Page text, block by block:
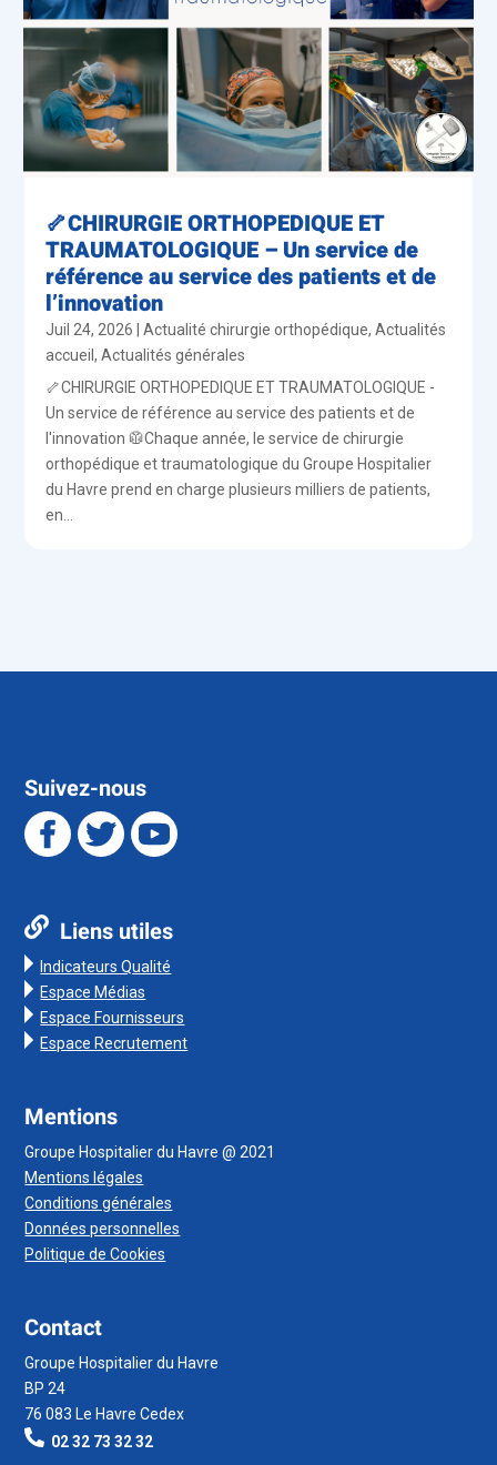
🦴CHIRURGIE ORTHOPEDIQUE ET
TRAUMATOLOGIQUE – Un service de
référence au service des patients et de
l’innovation
Juil 24, 2026 |Actualité chirurgie orthopédique,Actualités
accueil,Actualités générales
🦴CHIRURGIE ORTHOPEDIQUE ET TRAUMATOLOGIQUE -
Un service de référence au service des patients et de
l'innovation 🥼Chaque année, le service de chirurgie
orthopédique et traumatologique du Groupe Hospitalier
du Havre prend en charge plusieurs milliers de patients,
en...
Suivez-nous
Liens utiles
Indicateurs Qualité
Espace Médias
Espace Fournisseurs
Espace Recrutement
Mentions
Groupe Hospitalier du Havre @ 2021
Mentions légales
Conditions générales
Données personnelles
Politique de Cookies
Contact
Groupe Hospitalier du Havre
BP 24
76 083 Le Havre Cedex
02 32 73 32 32